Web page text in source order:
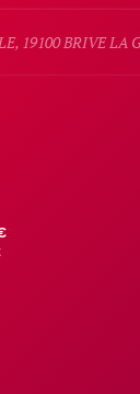
19100 BRIVE LA